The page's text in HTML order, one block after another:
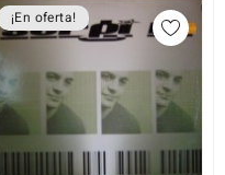
¡En oferta!